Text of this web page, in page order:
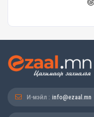
И-мэйл : info@ezaal.mn